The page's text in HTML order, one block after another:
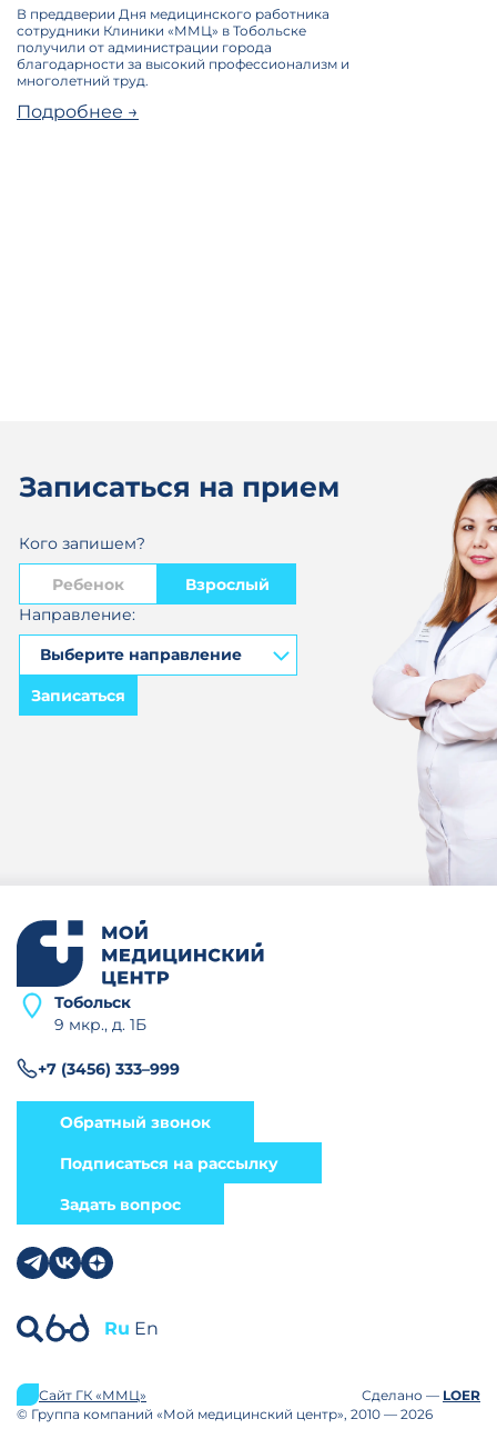
В преддверии Дня медицинского работника
сотрудники Клиники «ММЦ» в Тобольске
получили от администрации города
благодарности за высокий профессионализм и
многолетний труд.
Подробнее →
Записаться на прием
Кого запишем?
Ребенок
Взрослый
Направление:
Записаться
+7 (3456) 333–999
Тобольск
9 мкр., д. 1Б
Обратный звонок
Подписаться на рассылку
Задать вопрос
Ru En
Сайт ГК «ММЦ» Сделано — LOER
© Группа компаний «Мой медицинский центр», 2010 — 2026